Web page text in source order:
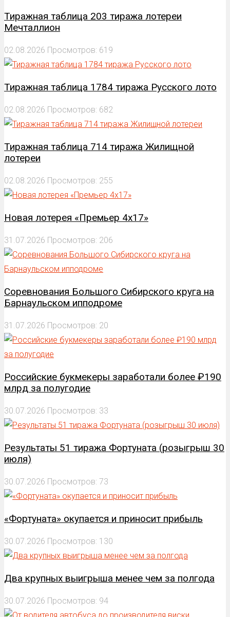
Тиражная таблица 203 тиража лотереи
Мечталлион
02.08.2026 Просмотров: 619
Тиражная таблица 1784 тиража Русского лото
02.08.2026 Просмотров: 682
Тиражная таблица 714 тиража Жилищной
лотереи
02.08.2026 Просмотров: 255
Новая лотерея «Премьер 4х17»
31.07.2026 Просмотров: 206
Соревнования Большого Сибирского круга на
Барнаульском ипподроме
31.07.2026 Просмотров: 20
Российские букмекеры заработали более ₽190
млрд за полугодие
30.07.2026 Просмотров: 33
Результаты 51 тиража Фортуната (розыгрыш 30
июля)
30.07.2026 Просмотров: 73
«Фортуната» окупается и приносит прибыль
30.07.2026 Просмотров: 130
Два крупных выигрыша менее чем за полгода
30.07.2026 Просмотров: 94